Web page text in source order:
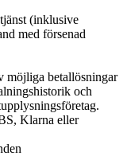
(inklusive
med försenad
möjliga betallösningar
och
Klarna eller